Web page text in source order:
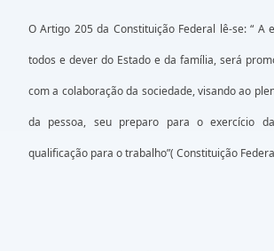
O Artigo 205 da Constituição Federal lê-se: “ A
todos e dever do Estado e da família, será
com a colaboração da sociedade, visando ao
da pessoa, seu preparo para o exercício
qualificação para o trabalho”( Constituição